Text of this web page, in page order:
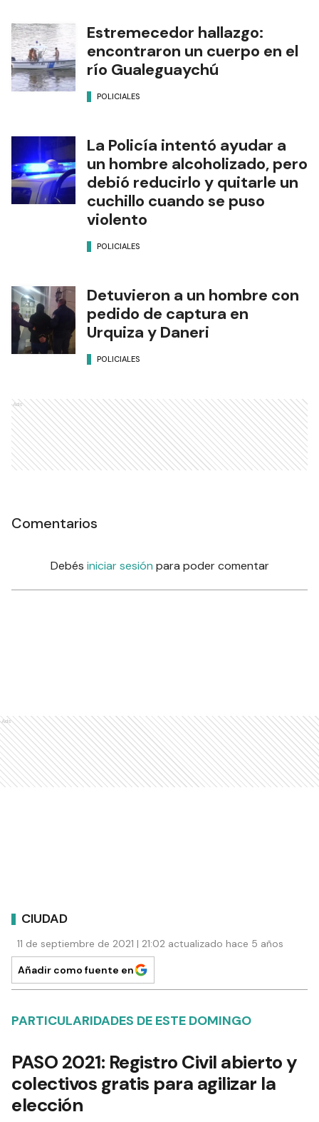
Estremecedor hallazgo:
encontraron un cuerpo en el
río Gualeguaychú
POLICIALES
La Policía intentó ayudar a
un hombre alcoholizado, pero
debió reducirlo y quitarle un
cuchillo cuando se puso
violento
POLICIALES
Detuvieron a un hombre con
pedido de captura en
Urquiza y Daneri
POLICIALES
Ads
Comentarios
Debés iniciar sesión para poder comentar
Ads
CIUDAD
11 de septiembre de 2021 | 21:02 actualizado hace 5 años
Añadir como fuente en
PARTICULARIDADES DE ESTE DOMINGO
PASO 2021: Registro Civil abierto y
colectivos gratis para agilizar la
elección